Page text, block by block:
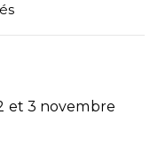
et 3 novembre